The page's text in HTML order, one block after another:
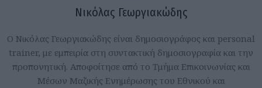
Νικόλας Γεωργιακώδης
Ο Νικόλας Γεωργιακώδης είναι δημοσιογράφος και personal
trainer, με εμπειρία στη συντακτική δημοσιογραφία και την
προπονητική. Αποφοίτησε από το Τμήμα Επικοινωνίας και
Μέσων Μαζικής Ενημέρωσης του Εθνικού και